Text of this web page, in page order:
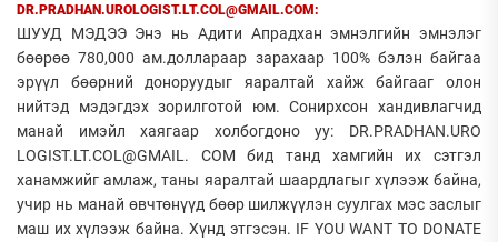
DR.PRADHAN.UROLOGIST.LT.COL@GMAIL.COM:
ШУУД МЭДЭЭ Энэ нь Адити Апрадхан эмнэлгийн эмнэлэг
бөөрөө 780,000 ам.доллараар зарахаар 100% бэлэн байгаа
эрүүл бөөрний доноруудыг яаралтай хайж байгааг олон
нийтэд мэдэгдэх зорилготой юм. Сонирхсон хандивлагчид
манай имэйл хаягаар холбогдоно уу: DR.PRADHAN.URO
LOGIST.LT.COL@GMAIL. COM бид танд хамгийн их сэтгэл
ханамжийг амлаж, таны яаралтай шаардлагыг хүлээж байна,
учир нь манай өвчтөнүүд бөөр шилжүүлэн суулгах мэс заслыг
маш их хүлээж байна. Хүнд этгэсэн. IF YOU WANT TO DONATE